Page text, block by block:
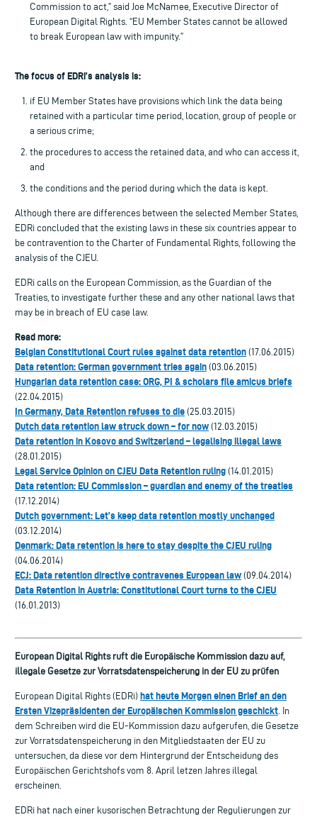
Commission to act,” said Joe McNamee, Executive Director of
European Digital Rights. “EU Member States cannot be allowed
to break European law with impunity.”
The focus of EDRi’s analysis is:
if EU Member States have provisions which link the data being
retained with a particular time period, location, group of people or
a serious crime;
the procedures to access the retained data, and who can access it,
and
the conditions and the period during which the data is kept.
Although there are differences between the selected Member States,
EDRi concluded that the existing laws in these six countries appear to
be contravention to the Charter of Fundamental Rights, following the
analysis of the CJEU.
EDRi calls on the European Commission, as the Guardian of the
Treaties, to investigate further these and any other national laws that
may be in breach of EU case law.
Read more:
Belgian Constitutional Court rules against data retention (17.06.2015)
Data retention: German government tries again (03.06.2015)
Hungarian data retention case: ORG, PI & scholars file amicus briefs
(22.04.2015)
In Germany, Data Retention refuses to die (25.03.2015)
Dutch data retention law struck down – for now (12.03.2015)
Data retention in Kosovo and Switzerland – legalising illegal laws
(28.01.2015)
Legal Service Opinion on CJEU Data Retention ruling (14.01.2015)
Data retention: EU Commission – guardian and enemy of the treaties
(17.12.2014)
Dutch government: Let’s keep data retention mostly unchanged
(03.12.2014)
Denmark: Data retention is here to stay despite the CJEU ruling
(04.06.2014)
ECJ: Data retention directive contravenes European law (09.04.2014)
Data Retention in Austria: Constitutional Court turns to the CJEU
(16.01.2013)
European Digital Rights ruft die Europäische Kommission dazu auf,
illegale Gesetze zur Vorratsdatenspeicherung in der EU zu prüfen
European Digital Rights (EDRi) hat heute Morgen einen Brief an den
Ersten Vizepräsidenten der Europäischen Kommission geschickt. In
dem Schreiben wird die EU-Kommission dazu aufgerufen, die Gesetze
zur Vorratsdatenspeicherung in den Mitgliedstaaten der EU zu
untersuchen, da diese vor dem Hintergrund der Entscheidung des
Europäischen Gerichtshofs vom 8. April letzen Jahres illegal
erscheinen.
EDRi hat nach einer kusorischen Betrachtung der Regulierungen zur